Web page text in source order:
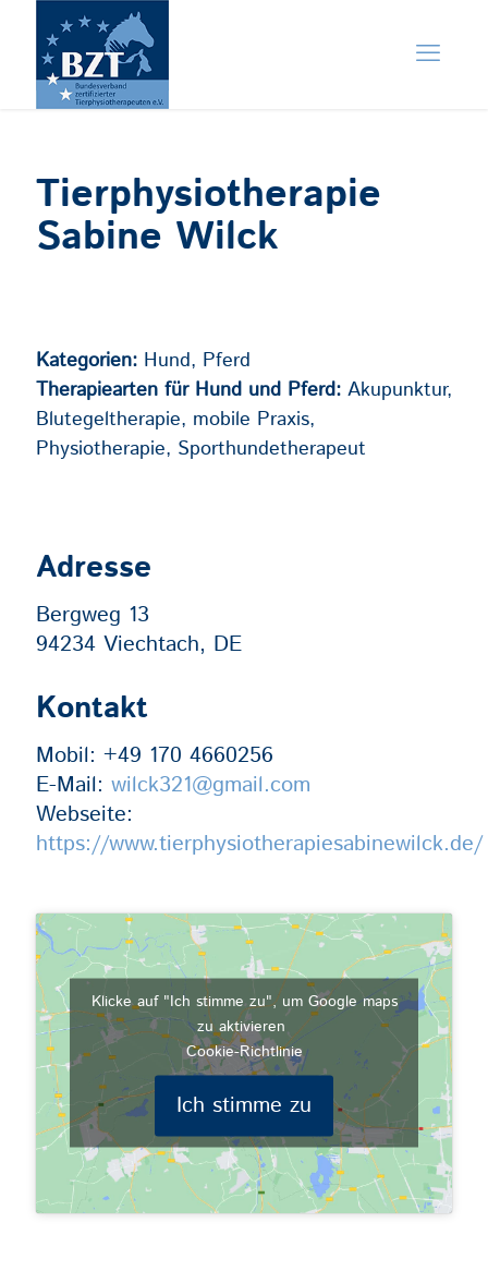
Tierphysiotherapie
Sabine Wilck
Kategorien: Hund, Pferd
Therapiearten für Hund und Pferd: Akupunktur,
Blutegeltherapie, mobile Praxis,
Physiotherapie, Sporthundetherapeut
Adresse
Bergweg 13
94234 Viechtach, DE
Kontakt
Mobil: +49 170 4660256
E-Mail: wilck321@gmail.com
Webseite:
https://www.tierphysiotherapiesabinewilck.de/
Klicke auf "Ich stimme zu", um Google maps
zu aktivieren
Cookie-Richtlinie
Ich stimme zu